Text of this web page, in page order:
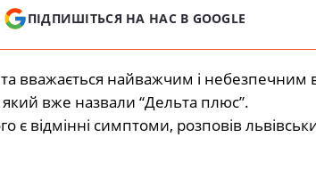
ПІДПИШІТЬСЯ НА НАС В GOOGLE
вважається найважчим і
вже назвали “Дельта плюс”.
є відмінні симптоми, розповів